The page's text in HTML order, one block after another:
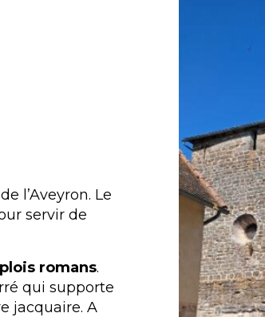
l’Aveyron. Le
servir de
romans.
qui supporte
jacquaire. A